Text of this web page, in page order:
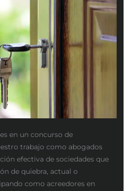
en un concurso de
trabajo como abogados
efectiva de sociedades que
de quiebra, actual o
como acreedores en